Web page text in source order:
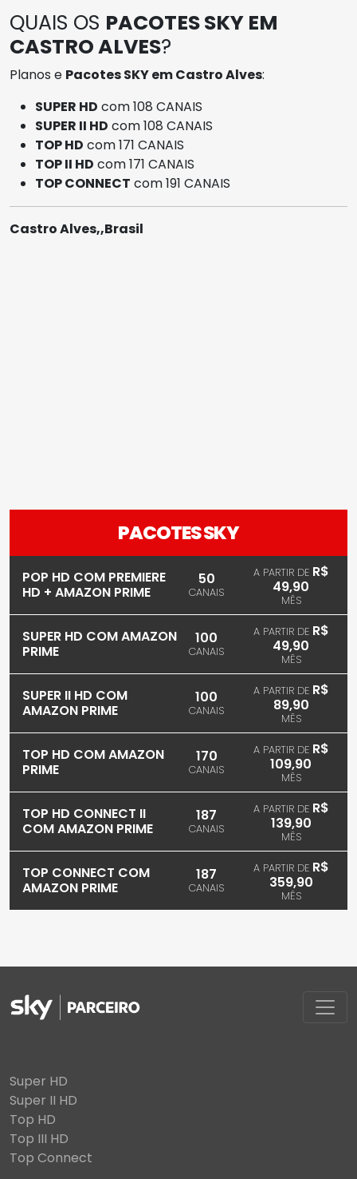
QUAIS OS PACOTES SKY EM
CASTRO ALVES?
Planos e Pacotes SKY em Castro Alves:
SUPER HD com 108 CANAIS
SUPER II HD com 108 CANAIS
TOP HD com 171 CANAIS
TOP II HD com 171 CANAIS
TOP CONNECT com 191 CANAIS
Castro Alves,,Brasil
PACOTES SKY
POP HD COM PREMIERE
HD + AMAZON PRIME
50
CANAIS
A PARTIR DE R$
49,90
MÊS
SUPER HD COM AMAZON
PRIME
100
CANAIS
A PARTIR DE R$
49,90
MÊS
SUPER II HD COM
AMAZON PRIME
100
CANAIS
A PARTIR DE R$
89,90
MÊS
TOP HD COM AMAZON
PRIME
170
CANAIS
A PARTIR DE R$
109,90
MÊS
TOP HD CONNECT II
COM AMAZON PRIME
187
CANAIS
A PARTIR DE R$
139,90
MÊS
TOP CONNECT COM
AMAZON PRIME
187
CANAIS
A PARTIR DE R$
359,90
MÊS
Super HD
Super II HD
Top HD
Top III HD
Top Connect